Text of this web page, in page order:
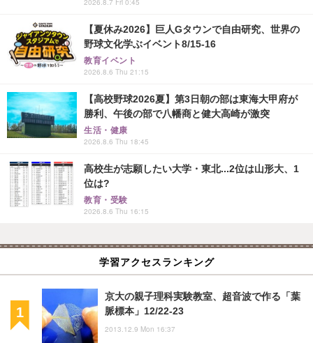
【夏休み2026】巨人Gタウンで自由研究、世界の
野球文化学ぶイベント8/15-16
教育イベント
2026.8.6 Thu 21:15
【高校野球2026夏】第3日朝の部は東海大甲府が
勝利、午後の部で八幡商と健大高崎が激突
生活・健康
2026.8.6 Thu 18:45
高校生が志願したい大学・東北...2位は山形大、1
位は?
教育・受験
2026.8.6 Thu 16:15
学習アクセスランキング
京大の親子理科実験教室、超音波で作る「葉
脈標本」12/22-23
2013.12.9 Mon 16:37